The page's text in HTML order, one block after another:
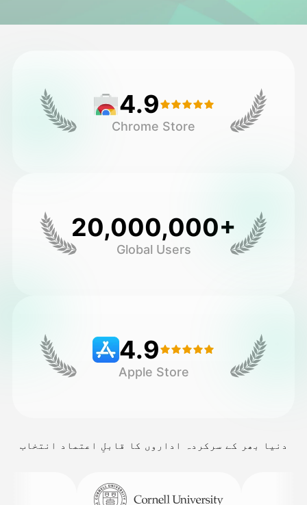
اے فوٹو
دیگر اوزار
گیلری
قیمتوں کی فہرست
4.9
Chrome Store
20,000,000+
Global Users
4.9
Apple Store
دنیا بھر کے سرکردہ اداروں کا قابلِ اعتماد انتخاب